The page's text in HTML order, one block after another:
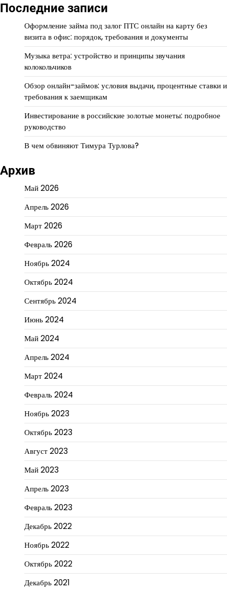
Последние записи
Оформление займа под залог ПТС онлайн на карту без
визита в офис: порядок, требования и документы
Музыка ветра: устройство и принципы звучания
колокольчиков
Обзор онлайн-займов: условия выдачи, процентные ставки и
требования к заемщикам
Инвестирование в российские золотые монеты: подробное
руководство
В чем обвиняют Тимура Турлова?
Архив
Май 2026
Апрель 2026
Март 2026
Февраль 2026
Ноябрь 2024
Октябрь 2024
Сентябрь 2024
Июнь 2024
Май 2024
Апрель 2024
Март 2024
Февраль 2024
Ноябрь 2023
Октябрь 2023
Август 2023
Май 2023
Апрель 2023
Февраль 2023
Декабрь 2022
Ноябрь 2022
Октябрь 2022
Декабрь 2021